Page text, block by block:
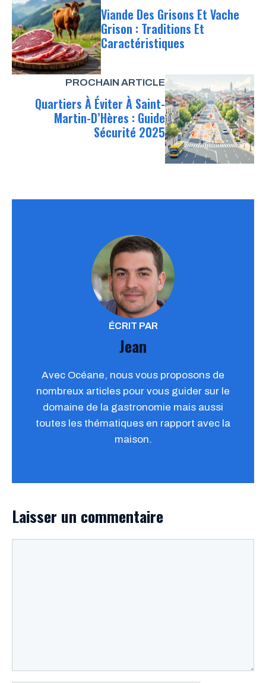
Viande Des Grisons Et Vache
Grison : Traditions Et
Caractéristiques
PROCHAIN ARTICLE
Quartiers À Éviter À Saint-
Martin-D’Hères : Guide
Sécurité 2025
ÉCRIT PAR
Jean
Avec Océane, nous vous proposons de
nombreux articles pour vous guider sur le
domaine de la gastronomie mais aussi
toutes les thématiques en rapport avec la
maison.
Laisser un commentaire